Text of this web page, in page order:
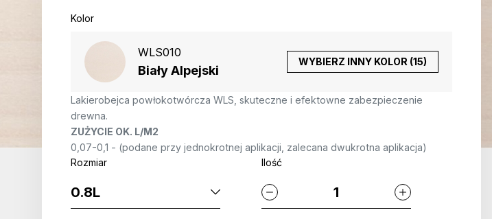
Kolor
WLS010
Biały Alpejski
WYBIERZ INNY KOLOR (15)
Lakierobejca powłokotwórcza WLS, skuteczne i efektowne zabezpieczenie
drewna.
ZUŻYCIE OK. L/M2
0,07-0,1 - (podane przy jednokrotnej aplikacji, zalecana dwukrotna aplikacja)
Rozmiar
Ilość